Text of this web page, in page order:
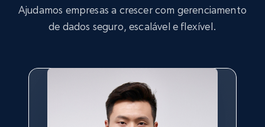
and more.
Target - Gather data on products using
specified keywords
Ajudamos empresas a crescer com gerenciamento
de dados seguro, escalável e flexível.